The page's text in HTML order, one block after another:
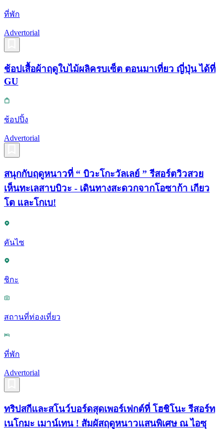
ที่พัก
Advertorial
ช้อปเสื้อผ้าฤดูใบไม้ผลิครบเซ็ต ตอนมาเที่ยว ญี่ปุ่น ได้ที่
GU
ช้อปปิ้ง
Advertorial
สนุกกับฤดูหนาวที่ “ บิวะโกะวัลเลย์ ” รีสอร์ตวิวสวย
เห็นทะเลสาบบิวะ - เดินทางสะดวกจากโอซาก้า เกียว
โต และโกเบ!
คันไซ
ชิกะ
สถานที่ท่องเที่ยว
ที่พัก
Advertorial
ทริปสกีและสโนว์บอร์ดสุดเพอร์เฟกต์ที่ โฮชิโนะ รีสอร์ท
เนโกมะ เมาน์เทน ! สัมผัสฤดูหนาวแสนพิเศษ ณ ไอซุ